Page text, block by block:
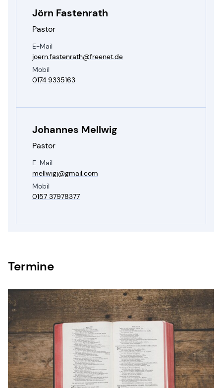
Jörn Fastenrath
Pastor
E-Mail
joern.​fastenrath@​freenet.​de
Mobil
0174 9335163
Johannes Mellwig
Pastor
E-Mail
mellwigj@​gmail.​com
Mobil
0157 37978377
Termine